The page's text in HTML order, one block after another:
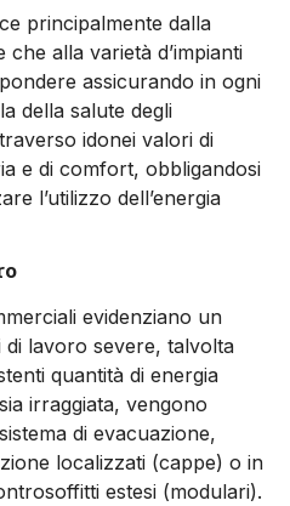
principalmente dalla
alla varietà d’impianti
assicurando in ogni
della salute degli
idonei valori di
e di comfort, obbligandosi
l’utilizzo dell’energia
evidenziano un
di lavoro severe, talvolta
quantità di energia
irraggiata, vengono
di evacuazione,
localizzati (cappe) o in
estesi (modulari).